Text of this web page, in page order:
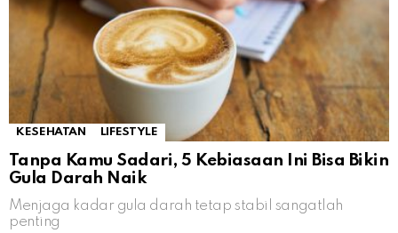
KESEHATAN LIFESTYLE
Tanpa Kamu Sadari, 5 Kebiasaan Ini Bisa Bikin
Gula Darah Naik
Menjaga kadar gula darah tetap stabil sangatlah
penting